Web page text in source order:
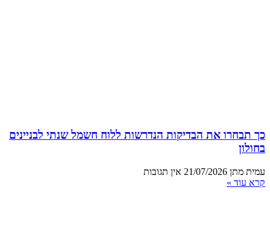
כך תבחרו את הבדיקות הנדרשות ללוח חשמל שנתי לבניינים
בחולון
עמית מתן 21/07/2026 אין תגובות
קרא עוד »